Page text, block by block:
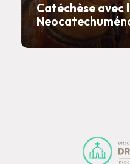
Catéchèse avec